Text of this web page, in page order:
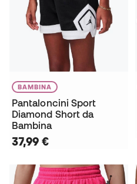
BAMBINA
Pantaloncini Sport
Diamond Short da
Bambina
37,99 €